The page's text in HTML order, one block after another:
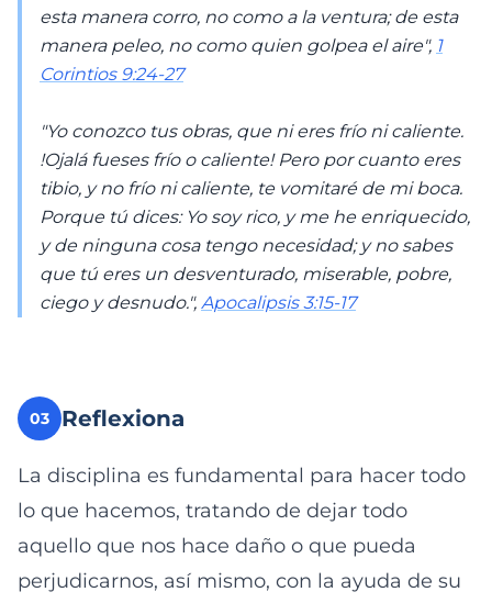
esta manera corro, no como a la ventura; de esta
manera peleo, no como quien golpea el aire", 1
Corintios 9:24-27
"Yo conozco tus obras, que ni eres frío ni caliente.
!Ojalá fueses frío o caliente! Pero por cuanto eres
tibio, y no frío ni caliente, te vomitaré de mi boca.
Porque tú dices: Yo soy rico, y me he enriquecido,
y de ninguna cosa tengo necesidad; y no sabes
que tú eres un desventurado, miserable, pobre,
ciego y desnudo.", Apocalipsis 3:15-17
03 Reflexiona
La disciplina es fundamental para hacer todo
lo que hacemos, tratando de dejar todo
aquello que nos hace daño o que pueda
perjudicarnos, así mismo, con la ayuda de su